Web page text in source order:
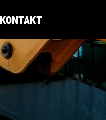
KONTAKT